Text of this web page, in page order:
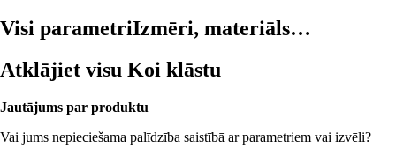
Visi parametriIzmēri, materiāls…
Atklājiet visu Koi klāstu
Jautājums par produktu
Vai jums nepieciešama palīdzība saistībā ar parametriem vai izvēli?